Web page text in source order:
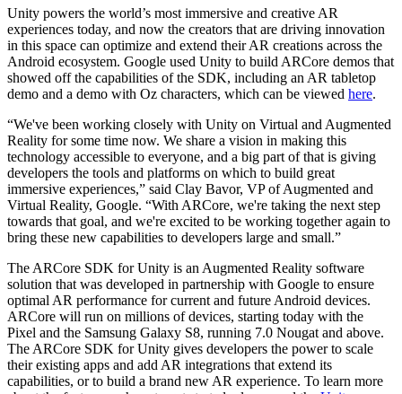
소규모 팀으로 대작 게임을 출시하세요.
XR 게임
여러 플랫폼에서 XR 게임을 출시하세요.
멀티플레이어 게임 개발을 간소화하세요.
Unity powers the world’s most immersive and creative AR
experiences today, and now the creators that are driving innovation
in this space can optimize and extend their AR creations across the
Android ecosystem. Google used Unity to build ARCore demos that
showed off the capabilities of the SDK, including an AR tabletop
demo and a demo with Oz characters, which can be viewed here.
“We've been working closely with Unity on Virtual and Augmented
Reality for some time now. We share a vision in making this
technology accessible to everyone, and a big part of that is giving
developers the tools and platforms on which to build great
immersive experiences,” said Clay Bavor, VP of Augmented and
Virtual Reality, Google. “With ARCore, we're taking the next step
towards that goal, and we're excited to be working together again to
bring these new capabilities to developers large and small.”
The ARCore SDK for Unity is an Augmented Reality software
solution that was developed in partnership with Google to ensure
optimal AR performance for current and future Android devices.
ARCore will run on millions of devices, starting today with the
Pixel and the Samsung Galaxy S8, running 7.0 Nougat and above.
The ARCore SDK for Unity gives developers the power to scale
their existing apps and add AR integrations that extend its
capabilities, or to build a brand new AR experience. To learn more